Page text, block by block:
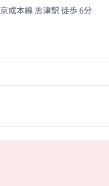
京成本線 志津駅 徒歩 6分